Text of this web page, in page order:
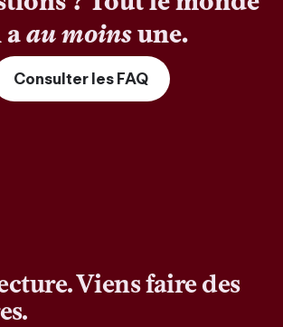
aau moinsune.
Consulter les FAQ
Viens faire des